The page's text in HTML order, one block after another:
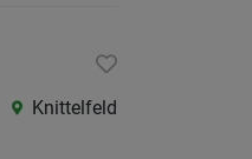
Knittelfeld